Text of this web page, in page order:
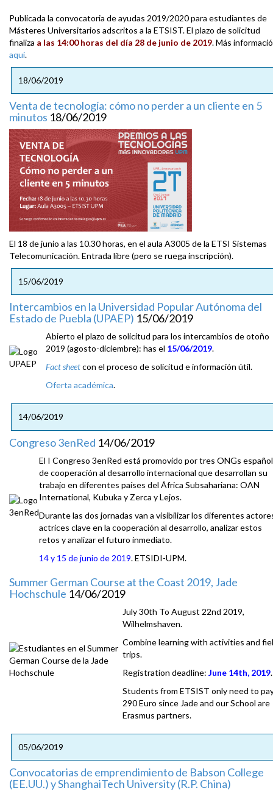
Publicada la convocatoria de ayudas 2019/2020 para estudiantes de
Másteres Universitarios adscritos a la ETSIST. El plazo de solicitud
finaliza a las 14:00 horas del día 28 de junio de 2019. Más
aquí.
18/06/2019
Venta de tecnología: cómo no perder a un cliente en 5
minutos 18/06/2019
El 18 de junio a las 10.30 horas, en el aula A3005 de la ETSI Sistemas
Telecomunicación. Entrada libre (pero se ruega inscripción).
15/06/2019
Intercambios en la Universidad Popular Autónoma del
Estado de Puebla (UPAEP) 15/06/2019
Abierto el plazo de solicitud para los intercambios de otoño
2019 (agosto-diciembre): has el 15/06/2019.
Fact sheetcon el proceso de solicitud e información útil.
Oferta académica.
14/06/2019
Congreso 3enRed 14/06/2019
El I Congreso 3enRed está promovido por tres ONGs
de cooperación al desarrollo internacional que desarrollan su
trabajo en diferentes países del África Subsahariana: OAN
International, Kubuka y Zerca y Lejos.
Durante las dos jornadas van a visibilizar los diferentes
actrices clave en la cooperación al desarrollo, analizar estos
retos y analizar el futuro inmediato.
14 y 15 de junio de 2019. ETSIDI-UPM.
Summer German Course at the Coast 2019, Jade
Hochschule 14/06/2019
July 30th To August 22nd 2019,
Wilhelmshaven.
Combine learning with activities and
trips.
Registration deadline: June 14th, 2019.
Students from ETSIST only need to
290 Euro since Jade and our School are
Erasmus partners.
05/06/2019
Convocatorias de emprendimiento de Babson College
(EE.UU.) y ShanghaiTech University (R.P. China)